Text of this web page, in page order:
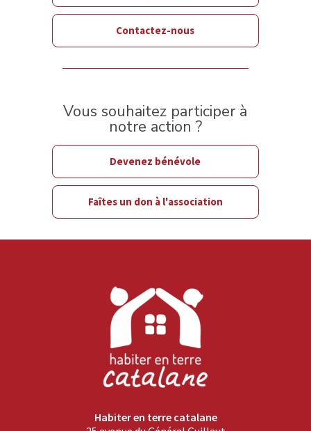
Contactez-nous
Vous souhaitez participer à
notre action ?
Devenez bénévole
Faîtes un don à l'association
Habiter en terre catalane